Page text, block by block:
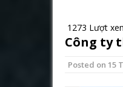
1273 Lượt
Công ty
Posted on 15